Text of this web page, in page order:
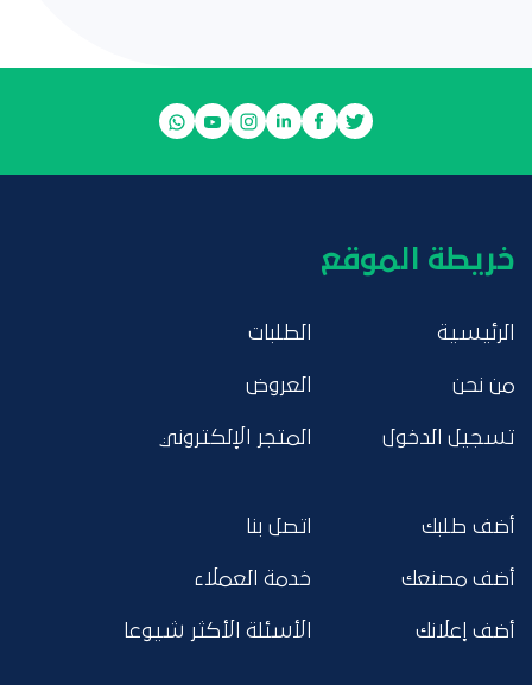
خريطة الموقع
الرئيسية
من نحن
تسجيل الدخول
الطلبات
العروض
المتجر الإلكتروني
أضف طلبك
أضف مصنعك
أضف إعلانك
اتصل بنا
خدمة العملاء
الأسئلة الأكثر شيوعا